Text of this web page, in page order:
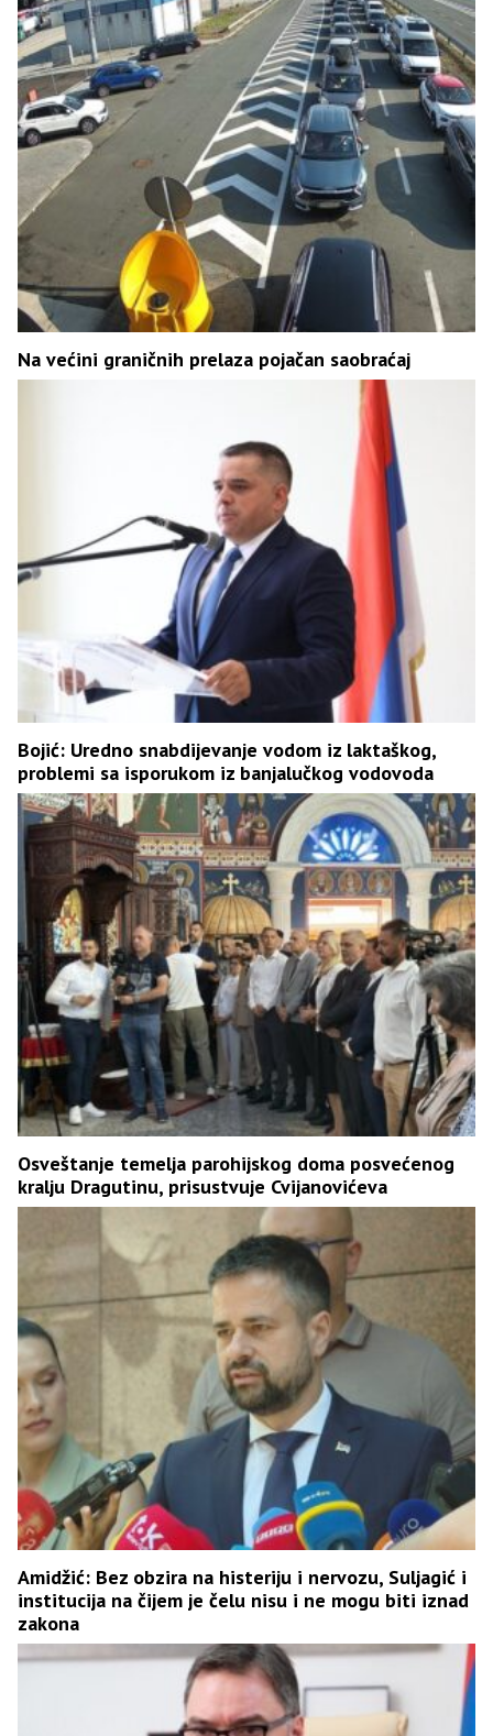
Na većini graničnih prelaza pojačan saobraćaj
Bojić: Uredno snabdijevanje vodom iz laktaškog,
problemi sa isporukom iz banjalučkog vodovoda
Osveštanje temelja parohijskog doma posvećenog
kralju Dragutinu, prisustvuje Cvijanovićeva
Amidžić: Bez obzira na histeriju i nervozu, Suljagić i
institucija na čijem je čelu nisu i ne mogu biti iznad
zakona